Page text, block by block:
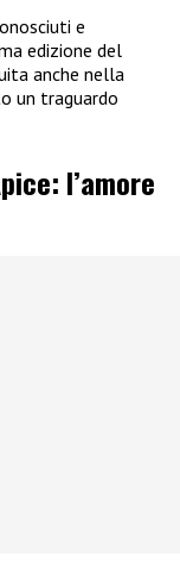
e
edizione del
anche nella
un traguardo
l’amore